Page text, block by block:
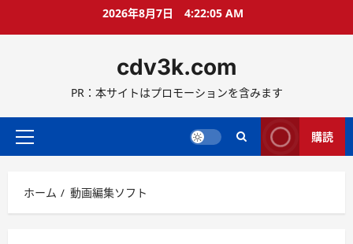
ス
ッ
2026年8月7日 4:22:05 AM
cdv3k.com
PR：本サイトはプロモーションを含みます
メ
メ
ニ
購読
ホーム 動画編集ソフト